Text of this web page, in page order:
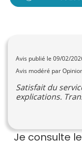
Avis publié le 09/02/
Avis modéré par
Satisfait du
explications.
Je consulte